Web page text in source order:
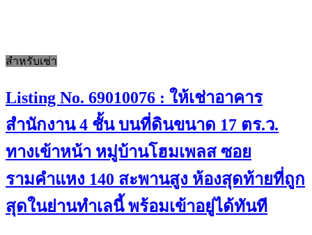
สำหรับเช่า
Listing No. 69010076 : ให้เช่าอาคาร
สำนักงาน 4 ชั้น บนที่ดินขนาด 17 ตร.ว.
ทางเข้าหน้า หมู่บ้านโฮมเพลส ซอย
รามคำแหง 140 สะพานสูง ห้องสุดท้ายที่ถูก
สุดในย่านทำเลนี้ พร้อมเข้าอยู่ได้ทันที